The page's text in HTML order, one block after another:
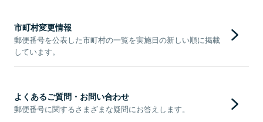
市町村変更情報
郵便番号を公表した市町村の一覧を実施日の新しい順に掲載
しています。
よくあるご質問・お問い合わせ
郵便番号に関するさまざまな疑問にお答えします。